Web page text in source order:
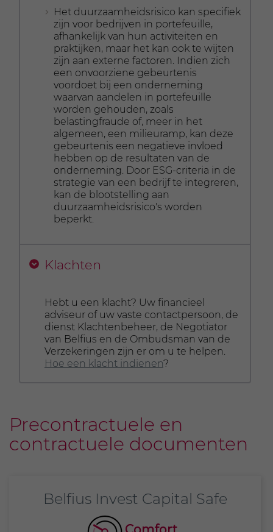
Het duurzaamheidsrisico kan specifiek
zijn voor bedrijven in portefeuille,
afhankelijk van hun activiteiten en
praktijken, maar het kan ook te wijten
zijn aan externe factoren. Indien zich
een onvoorziene gebeurtenis
voordoet bij een onderneming
waarvan aandelen in portefeuille
worden gehouden, zoals
belastingfraude of, meer in het
algemeen, een milieuramp, kan deze
gebeurtenis een negatieve invloed
hebben op de resultaten van de
onderneming. Door ESG-criteria in de
strategie van een bedrijf te integreren,
kan de blootstelling aan
duurzaamheidsrisico's worden
beperkt.
Klachten
Hebt u een klacht? Uw financieel
adviseur of uw vaste contactpersoon, de
dienst Klachtenbeheer, de Negotiator
van Belfius en de Ombudsman van de
Verzekeringen zijn er om u te helpen.
Hoe een klacht indienen?
Precontractuele en
contractuele documenten
Belfius Invest Capital Safe